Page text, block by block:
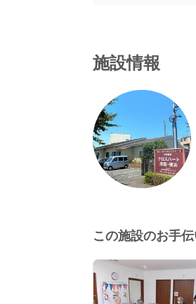
施設情報
この施設のお手